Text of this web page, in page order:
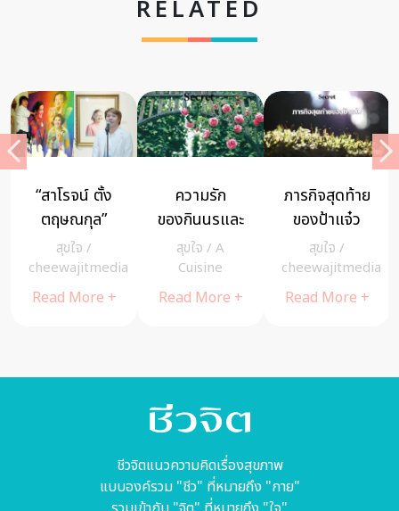
RELATED
เปิดความลับ
“คุณพี่หมื่น
สุนทรเทวา”
ในชีวิตจริง กับ
เรื่องราวที่ไม่
สุขใจ /
cheewajitmedia
Read More +
หลวงปู่จูม
พันธุโล “ผู้
สร้างความเข้ม
แข็งให้พระกร
รมฐาน”
MIND/
cheewajitmedia
Read More +
6 เคล็ดลับเพื่อ
ก้าวสู่การเป็น
ผู้หญิงมีเสน่ห์
อย่างมีสติ
สุขใจ /
cheewajitmedia
Read More +
ชีวจิตแนวความคิดเรื่องสุขภาพ
แบบองค์รวม "ชีว" ที่หมายถึง "กาย"